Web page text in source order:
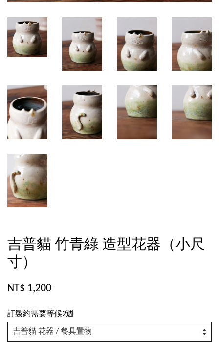
吉普貓 竹青綠 造型花器（小尺
寸）
NT$ 1,200
訂製約需要等候2週